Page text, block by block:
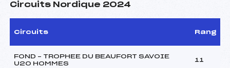
Circuits Nordique 2024
Circuits Rang
FOND – TROPHEE DU BEAUFORT SAVOIE
U20 HOMMES
11